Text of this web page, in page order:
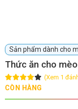
Dịch vụ mua bán
mèo
TIN TỨC
Sản phẩm dành cho
Thức ăn cho
(Xem 1
CÒN HÀNG